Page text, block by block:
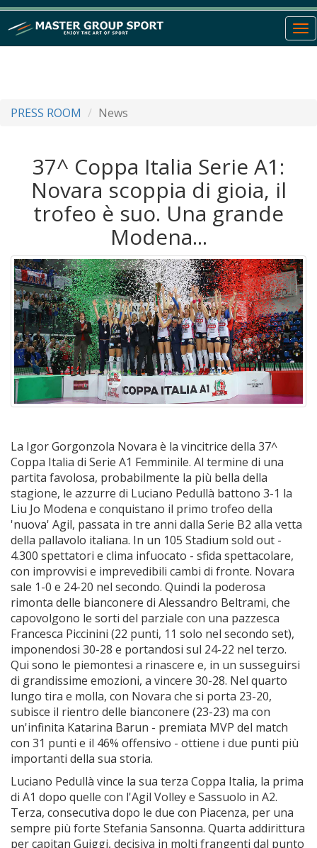
PRESS ROOM News
37^ Coppa Italia Serie A1:
Novara scoppia di gioia, il
trofeo è suo. Una grande
Modena...
La Igor Gorgonzola Novara è la vincitrice della 37^
Coppa Italia di Serie A1 Femminile. Al termine di una
partita favolosa, probabilmente la più bella della
stagione, le azzurre di Luciano Pedullà battono 3-1 la
Liu Jo Modena e conquistano il primo trofeo della
'nuova' Agil, passata in tre anni dalla Serie B2 alla vetta
della pallavolo italiana. In un 105 Stadium sold out -
4.300 spettatori e clima infuocato - sfida spettacolare,
con improvvisi e imprevedibili cambi di fronte. Novara
sale 1-0 e 24-20 nel secondo. Quindi la poderosa
rimonta delle bianconere di Alessandro Beltrami, che
capovolgono le sorti del parziale con una pazzesca
Francesca Piccinini (22 punti, 11 solo nel secondo set),
imponendosi 30-28 e portandosi sul 24-22 nel terzo.
Qui sono le piemontesi a rinascere e, in un susseguirsi
di grandissime emozioni, a vincere 30-28. Nel quarto
lungo tira e molla, con Novara che si porta 23-20,
subisce il rientro delle bianconere (23-23) ma con
un'infinita Katarina Barun - premiata MVP del match
con 31 punti e il 46% offensivo - ottiene i due punti più
importanti della sua storia.
Luciano Pedullà vince la sua terza Coppa Italia, la prima
di A1 dopo quelle con l'Agil Volley e Sassuolo in A2.
Terza, consecutiva dopo le due con Piacenza, per una
sempre più forte Stefania Sansonna. Quarta addirittura
per capitan Guiggi, decisiva in molti frangenti dal punto